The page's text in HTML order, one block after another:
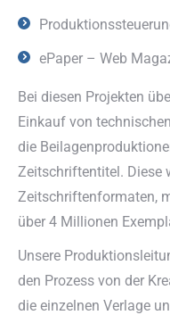
ePaper – Web
Bei diesen Projekten
Einkauf von
die
Zeitschriftentitel. Diese
Zeitschriftenformaten,
über 4 Millionen
Unsere
den Prozess von der
die einzelnen Verlage